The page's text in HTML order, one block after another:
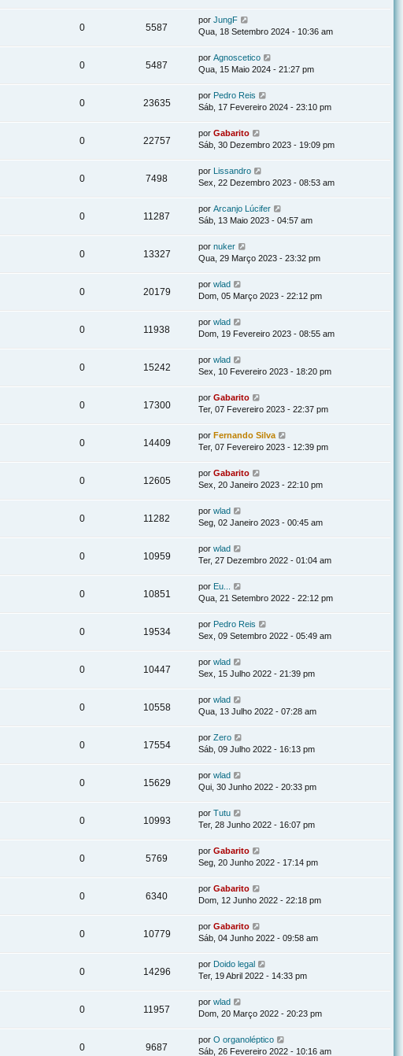
0 5587
por JungF
Qua, 18 Setembro 2024 - 10:36 am
0 5487
por Agnoscetico
Qua, 15 Maio 2024 - 21:27 pm
0 23635
por Pedro Reis
Sáb, 17 Fevereiro 2024 - 23:10 pm
0 22757
por Gabarito
Sáb, 30 Dezembro 2023 - 19:09 pm
0 7498
por
Lissandro
Sex, 22 Dezembro 2023 - 08:53 am
0 11287
por Arcanjo Lúcifer
Sáb, 13 Maio 2023 - 04:57 am
0 13327
por nuker
Qua, 29 Março 2023 - 23:32 pm
0 20179
por wlad
Dom, 05 Março 2023 - 22:12 pm
0 11938
por wlad
Dom, 19 Fevereiro 2023 - 08:55 am
0 15242
por wlad
Sex, 10 Fevereiro 2023 - 18:20 pm
0 17300
por Gabarito
Ter, 07 Fevereiro 2023 - 22:37 pm
0 14409
por Fernando Silva
Ter, 07 Fevereiro 2023 - 12:39 pm
0 12605
por Gabarito
Sex, 20 Janeiro 2023 - 22:10 pm
0 11282
por wlad
Seg, 02 Janeiro 2023 - 00:45 am
0 10959
por wlad
Ter, 27 Dezembro 2022 - 01:04 am
0 10851
por Eu...
Qua, 21 Setembro 2022 - 22:12 pm
0 19534
por Pedro Reis
Sex, 09 Setembro 2022 - 05:49 am
0 10447
por wlad
Sex, 15 Julho 2022 - 21:39 pm
0 10558
por wlad
Qua, 13 Julho 2022 - 07:28 am
0 17554
por Zero
Sáb, 09 Julho 2022 - 16:13 pm
0 15629
por wlad
Qui, 30 Junho 2022 - 20:33 pm
0 10993
por Tutu
Ter, 28 Junho 2022 - 16:07 pm
0 5769
por Gabarito
Seg, 20 Junho 2022 - 17:14 pm
0 6340
por Gabarito
Dom, 12 Junho 2022 - 22:18 pm
0 10779
por Gabarito
Sáb, 04 Junho 2022 - 09:58 am
0 14296
por Doido legal
Ter, 19 Abril 2022 - 14:33 pm
0 11957
por wlad
Dom, 20 Março 2022 - 20:23 pm
0 9687
por O organoléptico
Sáb, 26 Fevereiro 2022 - 10:16 am